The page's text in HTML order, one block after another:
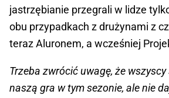
jastrzębianie przegrali w lidze
obu przypadkach z drużynami z
teraz Aluronem, a wcześniej
Trzeba zwrócić uwagę, że
naszą gra w tym sezonie, ale nie